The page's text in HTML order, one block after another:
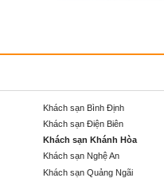
Khách sạn Bình Định
Khách sạn Điện Biên
Khách sạn Khánh Hòa
Khách sạn Nghệ An
Khách sạn Quảng Ngãi